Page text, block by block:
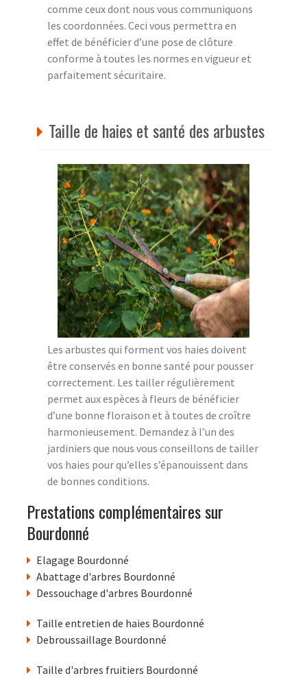
comme ceux dont nous vous communiquons
les coordonnées. Ceci vous permettra en
effet de bénéficier d’une pose de clôture
conforme à toutes les normes en vigueur et
parfaitement sécuritaire.
Taille de haies et santé des arbustes
Les arbustes qui forment vos haies doivent
être conservés en bonne santé pour pousser
correctement. Les tailler régulièrement
permet aux espèces à fleurs de bénéficier
d’une bonne floraison et à toutes de croître
harmonieusement. Demandez à l’un des
jardiniers que nous vous conseillons de tailler
vos haies pour qu’elles s’épanouissent dans
de bonnes conditions.
Prestations complémentaires sur
Bourdonné
Elagage Bourdonné
Abattage d'arbres Bourdonné
Dessouchage d'arbres Bourdonné
Taille entretien de haies Bourdonné
Debroussaillage Bourdonné
Taille d'arbres fruitiers Bourdonné